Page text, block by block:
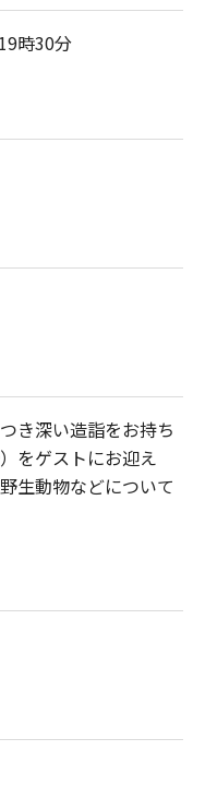
時30分
き深い造詣をお持ち
をゲストにお迎え
生動物などについて